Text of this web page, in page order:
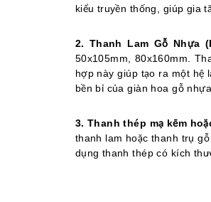
kiểu truyền thống, giúp gia
2. Thanh Lam Gỗ Nhựa
50x105mm, 80x160mm.
hợp này giúp tạo ra một hệ
bền bỉ của giàn hoa gỗ
3. Thanh thép mạ kẽm
thanh lam hoặc thanh trụ
dụng thanh thép có kích